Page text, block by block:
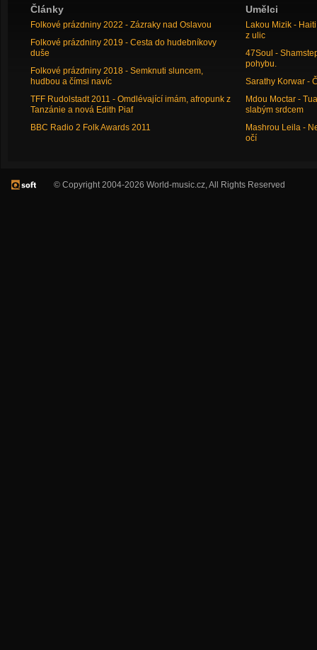
Články
Folkové prázdniny 2022 - Zázraky nad Oslavou
Folkové prázdniny 2019 - Cesta do hudebníkovy
duše
Folkové prázdniny 2018 - Semknuti sluncem,
hudbou a čímsi navíc
TFF Rudolstadt 2011 - Omdlévající imám, afropunk z
Tanzánie a nová Edith Piaf
BBC Radio 2 Folk Awards 2011
Umělci
Lakou Mizik -
z ulic
47Soul -
pohybu.
Sarathy Korwar -
Mdou Moctar -
slabým srdcem
Mashrou Leila -
očí
© Copyright 2004-2026 World-music.cz, All Rights Reserved